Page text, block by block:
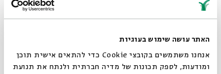
האתר עושה שימוש בעוגיות
אנחנו משתמשים בקובצי Cookie כדי להתאים אישית תוכן
ומודעות, לספק תכונות של מדיה חברתית ולנתח את תנועת